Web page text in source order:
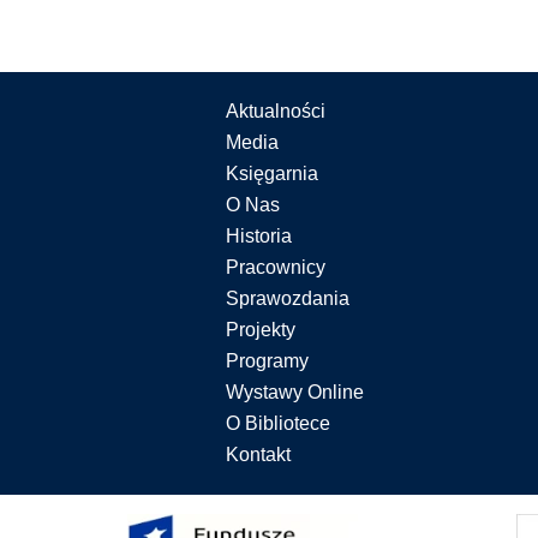
Aktualności
Media
Księgarnia
O Nas
Historia
Pracownicy
Sprawozdania
Projekty
Programy
Wystawy Online
O Bibliotece
Kontakt